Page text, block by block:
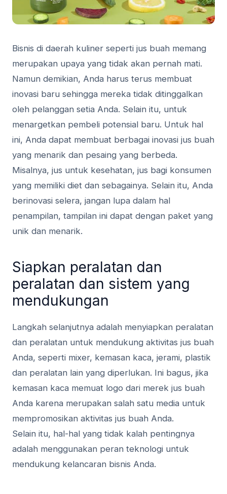
Bisnis di daerah kuliner seperti jus buah memang
merupakan upaya yang tidak akan pernah mati.
Namun demikian, Anda harus terus membuat
inovasi baru sehingga mereka tidak ditinggalkan
oleh pelanggan setia Anda. Selain itu, untuk
menargetkan pembeli potensial baru. Untuk hal
ini, Anda dapat membuat berbagai inovasi jus buah
yang menarik dan pesaing yang berbeda.
Misalnya, jus untuk kesehatan, jus bagi konsumen
yang memiliki diet dan sebagainya. Selain itu, Anda
berinovasi selera, jangan lupa dalam hal
penampilan, tampilan ini dapat dengan paket yang
unik dan menarik.
Siapkan peralatan dan
peralatan dan sistem yang
mendukungan
Langkah selanjutnya adalah menyiapkan peralatan
dan peralatan untuk mendukung aktivitas jus buah
Anda, seperti mixer, kemasan kaca, jerami, plastik
dan peralatan lain yang diperlukan. Ini bagus, jika
kemasan kaca memuat logo dari merek jus buah
Anda karena merupakan salah satu media untuk
mempromosikan aktivitas jus buah Anda.
Selain itu, hal-hal yang tidak kalah pentingnya
adalah menggunakan peran teknologi untuk
mendukung kelancaran bisnis Anda.